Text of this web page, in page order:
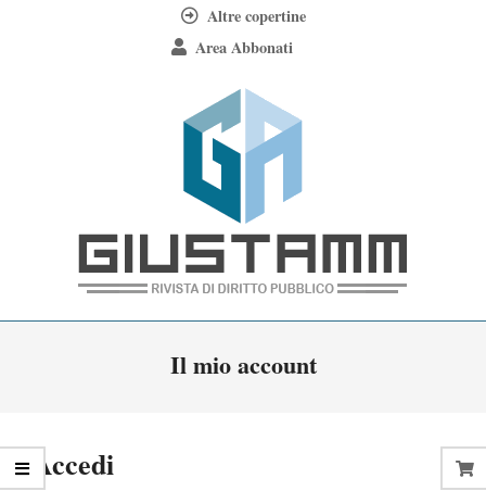
Altre copertine
Area Abbonati
Giustamm
Il mio account
Accedi